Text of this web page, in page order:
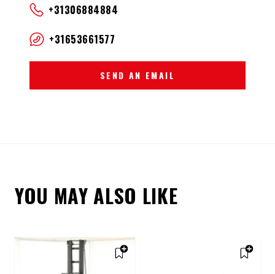
+31306884884
+31653661577
SEND AN EMAIL
YOU MAY ALSO LIKE